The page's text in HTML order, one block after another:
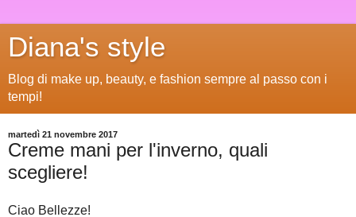
Diana's style
Blog di make up, beauty, e fashion sempre al passo con i
tempi!
martedì 21 novembre 2017
Creme mani per l'inverno, quali
scegliere!
Ciao Bellezze!